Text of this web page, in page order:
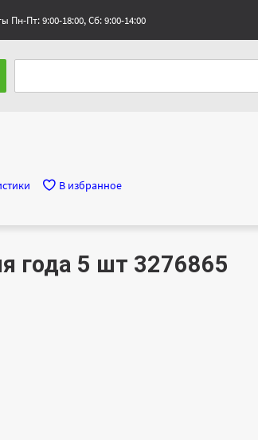
Пн-Пт: 9:00-18:00, Сб: 9:00-14:00
В избранное
года 5 шт 3276865